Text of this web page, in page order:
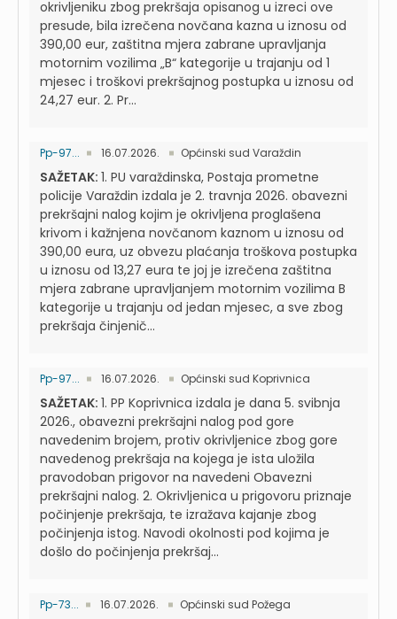
okrivljeniku zbog prekršaja opisanog u izreci ove
presude, bila izrečena novčana kazna u iznosu od
390,00 eur, zaštitna mjera zabrane upravljanja
motornim vozilima „B“ kategorije u trajanju od 1
mjesec i troškovi prekršajnog postupka u iznosu od
24,27 eur. 2. Pr...
Pp-97... 16.07.2026. Općinski sud Varaždin
SAŽETAK: 1. PU varaždinska, Postaja prometne
policije Varaždin izdala je 2. travnja 2026. obavezni
prekršajni nalog kojim je okrivljena proglašena
krivom i kažnjena novčanom kaznom u iznosu od
390,00 eura, uz obvezu plaćanja troškova postupka
u iznosu od 13,27 eura te joj je izrečena zaštitna
mjera zabrane upravljanjem motornim vozilima B
kategorije u trajanju od jedan mjesec, a sve zbog
prekršaja činjenič...
Pp-97... 16.07.2026. Općinski sud Koprivnica
SAŽETAK: 1. PP Koprivnica izdala je dana 5. svibnja
2026., obavezni prekršajni nalog pod gore
navedenim brojem, protiv okrivljenice zbog gore
navedenog prekršaja na kojega je ista uložila
pravodoban prigovor na navedeni Obavezni
prekršajni nalog. 2. Okrivljenica u prigovoru priznaje
počinjenje prekršaja, te izražava kajanje zbog
počinjenja istog. Navodi okolnosti pod kojima je
došlo do počinjenja prekršaj...
Pp-73... 16.07.2026. Općinski sud Požega